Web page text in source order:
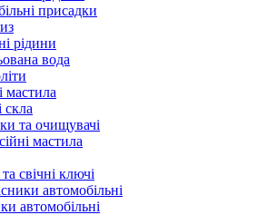
присадки
рідини
вода
мастила
скла
та очищувачі
мастила
свічні ключі
автомобільні
автомобільні